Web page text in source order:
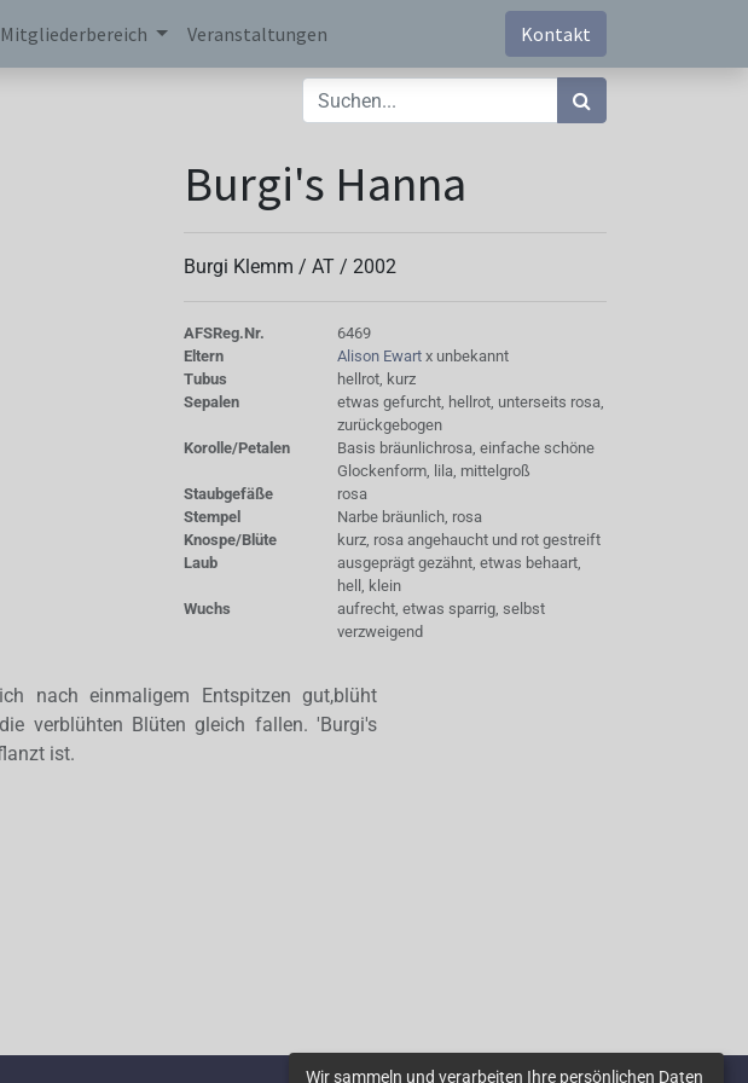
Mitgliederbereich Veranstaltungen Kontakt
Burgi's Hanna
Burgi Klemm / AT / 2002
AFSReg.Nr.
6469
Eltern
Alison Ewart x unbekannt
Tubus
hellrot, kurz
Sepalen
etwas gefurcht, hellrot, unterseits rosa,
zurückgebogen
Korolle/Petalen
Basis bräunlichrosa, einfache schöne
Glockenform, lila, mittelgroß
Staubgefäße
rosa
Stempel
Narbe bräunlich, rosa
Knospe/Blüte
kurz, rosa angehaucht und rot gestreift
Laub
ausgeprägt gezähnt, etwas behaart,
hell, klein
Wuchs
aufrecht, etwas sparrig, selbst
verzweigend
nach einmaligem Entspitzen gut,blüht
verblühten Blüten gleich fallen. 'Burgi's
ist.
Wir sammeln und verarbeiten Ihre persönlichen Daten